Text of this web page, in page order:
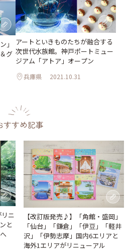
」
グ
アートといきものたちが融合する
次世代水族館。神戸ポートミュー
ジアム「アトア」オープン
兵庫県 2021.10.31
すすめ記事
ニ
と
【改訂版発売♪】「角館・盛岡」
「仙台」「鎌倉」「伊豆」「軽井
沢」「伊勢志摩」国内6エリアと
海外1エリアがリニューアル